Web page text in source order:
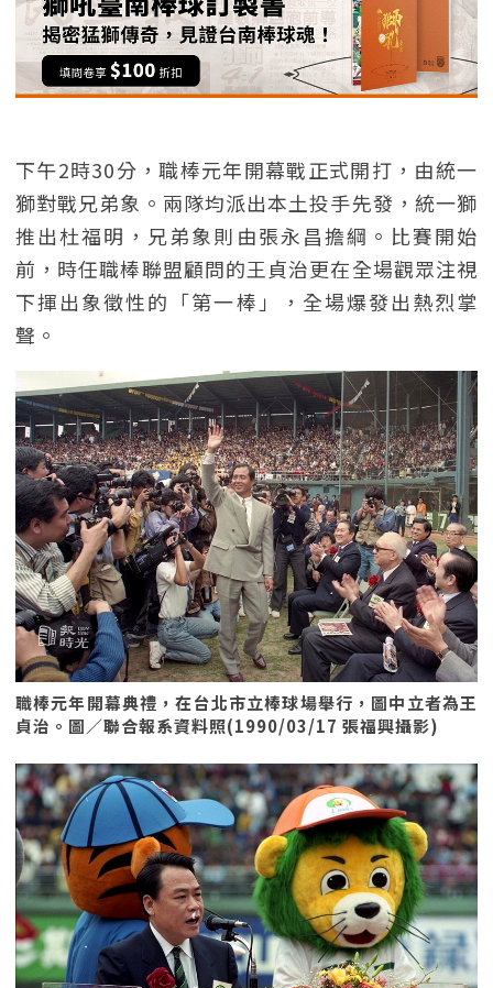
下午2時30分，職棒元年開幕戰正式開打，由統一
獅對戰兄弟象。兩隊均派出本土投手先發，統一獅
推出杜福明，兄弟象則由張永昌擔綱。比賽開始
前，時任職棒聯盟顧問的王貞治更在全場觀眾注視
下揮出象徵性的「第一棒」，全場爆發出熱烈掌
聲。
職棒元年開幕典禮，在台北市立棒球場舉行，圖中立者為王
貞治。圖／聯合報系資料照(1990/03/17 張福興攝影)